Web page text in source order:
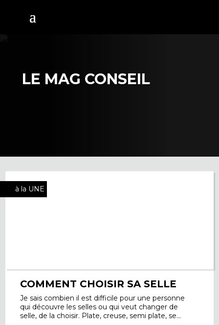
LE MAG CONSEIL
à la UNE
COMMENT CHOISIR SA SELLE
Je sais combien il est difficile pour une personne
qui découvre les selles ou qui veut changer de
selle, de la choisir. Plate, creuse, semi plate, se...